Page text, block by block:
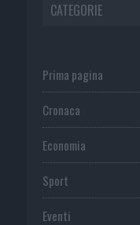
CATEGORIE
Prima pagina
Cronaca
Economia
Sport
Eventi